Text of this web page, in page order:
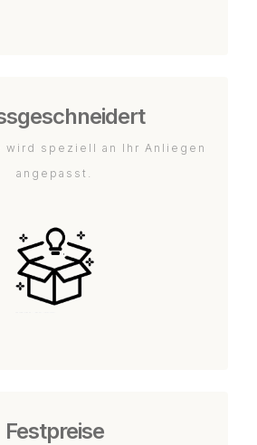
wird speziell an Ihr Anliegen
angepasst.
Festpreise